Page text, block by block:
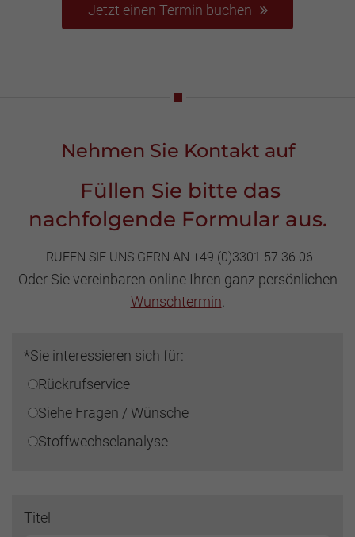
Jetzt einen Termin buchen
Nehmen Sie Kontakt auf
Füllen Sie bitte das
nachfolgende Formular aus.
RUFEN SIE UNS GERN AN +49 (0)3301 57 36 06
Oder Sie vereinbaren online Ihren ganz persönlichen
Wunschtermin.
*Sie interessieren sich für:
Rückrufservice
Siehe Fragen / Wünsche
Stoffwechselanalyse
Titel